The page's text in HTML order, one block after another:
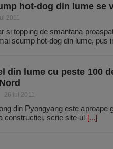
hot-dog din lume se
2011
si topping de smantana
scump hot-dog din lume, pus
din lume cu peste 100
26 iul 2011
din Pyongyang este
constructiei, scrie site-ul [...]